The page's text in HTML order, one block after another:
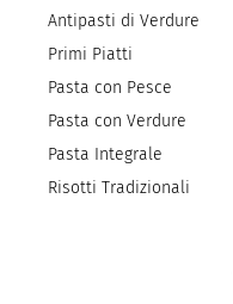
Antipasti di Verdure
Primi Piatti
Pasta con Pesce
Pasta con Verdure
Pasta Integrale
Risotti Tradizionali